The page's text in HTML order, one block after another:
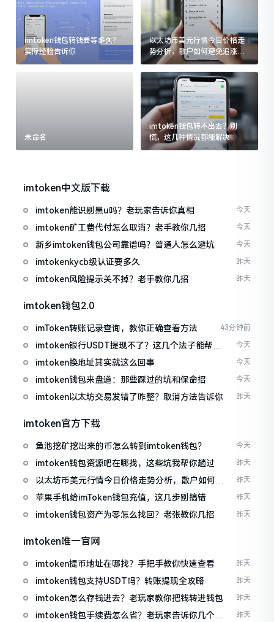
imtoken钱包转钱要等多久？
实际经验告诉你
以太坊币美元行情今日价格走
势分析，散户如何避免追涨杀
跌被套牢
未命名
imtoken钱包转不出去？别
慌，这几种情况都能解决
imtoken中文版下载
imtoken能识别黑u吗？老玩家告诉你真相 今天
imtoken矿工费代付怎么取消？老手教你几招 今天
新乡imtoken钱包公司靠谱吗？普通人怎么避坑 今天
imtokenkycb级认证要多久 昨天
imtoken风险提示关不掉？老手教你几招 昨天
imtoken钱包2.0
imToken转账记录查询，教你正确查看方法 43分钟前
imtoken银行USDT提现不了？这几个法子能帮你
搞定
今天
imtoken换地址其实就这么回事 今天
imtoken钱包来盘道：那些踩过的坑和保命招 今天
imtoken以太坊交易发错了咋整？取消方法告诉你 昨天
imtoken官方下载
鱼池挖矿挖出来的币怎么转到imtoken钱包？ 今天
imtoken钱包资源吧在哪找，这些坑我帮你趟过 昨天
以太坊币美元行情今日价格走势分析，散户如何避
免追涨杀跌被套牢
昨天
苹果手机给imToken钱包充值，这几步别搞错 昨天
imtoken钱包资产为零怎么找回？老张教你几招 昨天
imtoken唯一官网
imtoken提币地址在哪找？手把手教你快速查看 昨天
imtoken钱包支持USDT吗？转账提现全攻略 昨天
imtoken怎么存钱进去？老玩家教你把钱转进钱包 昨天
imtoken钱包手续费怎么省？老玩家告诉你几个实
昨天